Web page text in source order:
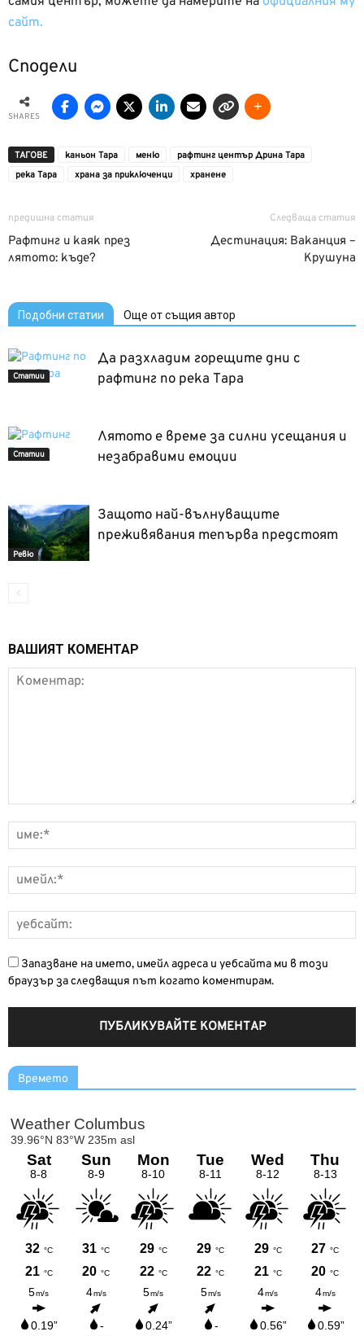
сайт.
Сподели
SHARES
ТАГОВЕ каньон Тара меню
рафтинг център Дрина Тара
река Тара
храна за приключенци хранене
предишна статия
Рафтинг и каяк през
лятото: къде?
Следваща статия
Дестинация: Ваканция –
Крушуна
Подобни статии Още от същия автор
Статии
Да разхладим горещите дни с
рафтинг по река Тара
Статии
Лятото е време за силни усещания и
незабравими емоции
Ревю
Защото най-вълнуващите
преживявания тепърва предстоят
ВАШИЯТ КОМЕНТАР
Запазване на името, имейл адреса и уебсайта ми в този
браузър за следващия път когато коментирам.
Времето